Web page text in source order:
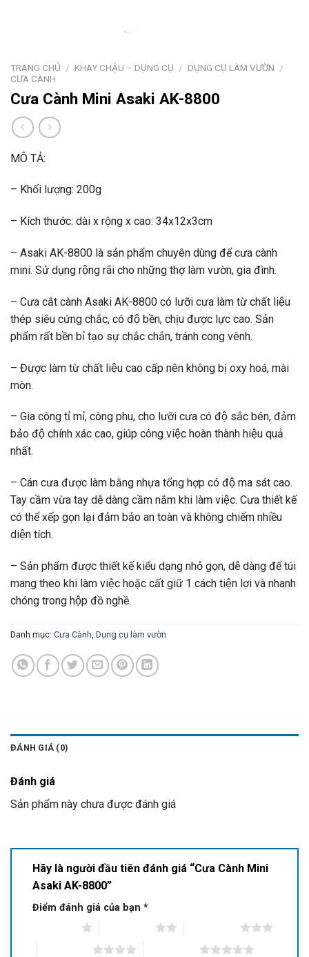
TRANG CHỦ / KHAY CHẬU – DỤNG CỤ / DỤNG CỤ LÀM VƯỜN /
CƯA CÀNH
Cưa Cành Mini Asaki AK-8800
MÔ TẢ:
– Khối lượng: 200g
– Kích thước: dài x rộng x cao: 34x12x3cm
– Asaki AK-8800 là sản phẩm chuyên dùng để cưa cành
mini. Sử dụng rộng rãi cho những thợ làm vườn, gia đình.
– Cưa cắt cành Asaki AK-8800 có lưỡi cưa làm từ chất liệu
thép siêu cứng chắc, có độ bền, chịu được lực cao. Sản
phẩm rất bền bỉ tạo sự chắc chắn, tránh cong vênh.
– Được làm từ chất liệu cao cấp nên không bị oxy hoá, mài
mòn.
– Gia công tỉ mỉ, công phu, cho lưỡi cưa có độ sắc bén, đảm
bảo độ chính xác cao, giúp công việc hoàn thành hiệu quả
nhất.
– Cán cưa được làm bằng nhựa tổng hợp có độ ma sát cao.
Tay cầm vừa tay dễ dàng cầm nắm khi làm việc. Cưa thiết kế
có thể xếp gọn lại đảm bảo an toàn và không chiếm nhiều
diện tích.
– Sản phẩm được thiết kế kiểu dạng nhỏ gọn, dễ dàng để túi
mang theo khi làm việc hoặc cất giữ 1 cách tiện lợi và nhanh
chóng trong hộp đồ nghề.
Danh mục: Cưa Cành Dụng cụ làm vườn
ĐÁNH GIÁ (0)
Đánh giá
Sản phẩm này chưa được đánh giá
Hãy là người đầu tiên đánh giá “Cưa Cành Mini
Asaki AK-8800”
Điểm đánh giá của bạn *